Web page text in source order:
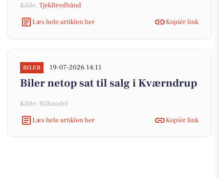
Kilde: TjekBredbånd
Læs hele artiklen her
Kopiér link
BILER 19-07-2026 14:11
Biler netop sat til salg i Kværndrup
Kilde: Bilhandel
Læs hele artiklen her
Kopiér link